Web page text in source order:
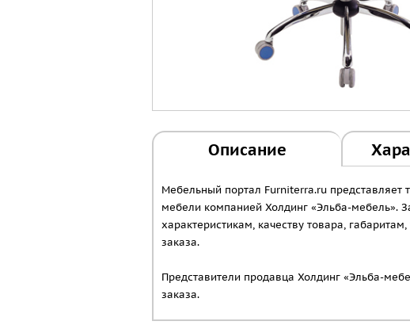
Описание
Мебельный портал Furniterra.ru представляет
мебели компанией Холдинг «Эльба-мебель».
характеристикам, качеству товара,
заказа.
Представители продавца Холдинг «Эльба-
заказа.